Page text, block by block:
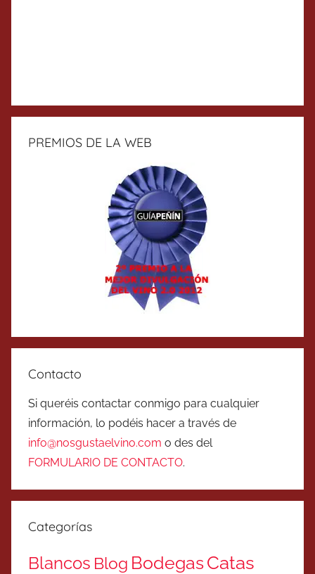
PREMIOS DE LA WEB
Contacto
Si queréis contactar conmigo para cualquier
información, lo podéis hacer a través de
info@nosgustaelvino.com o des del
FORMULARIO DE CONTACTO.
Categorías
Blancos Blog BodegasCatas